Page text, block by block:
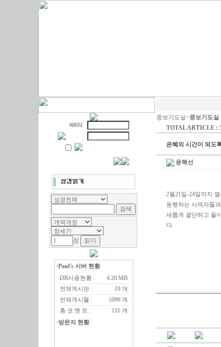
장
·Paul's 서버 현황
DB사용현황 :
4.20 MB
전체게시판 :
19 개
전체게시물 :
1099 개
총 코 멘 트 :
131 개
·방문자 현황
중보기도실>중보기도실
TOTAL ARTICLE :
은혜의 시간이 되도
윤혜선
2월21일-24일까지
동행하는 사역자들
새롭게 결단하고 돌
다.